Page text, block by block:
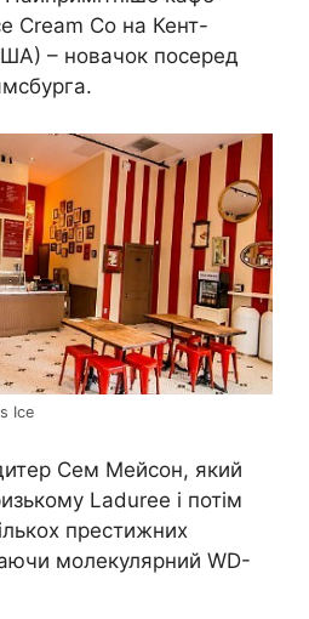
Cream Co на Кент-
– новачок посеред
Ice
Сем Мейсон, який
Laduree і потім
престижних
молекулярний WD-